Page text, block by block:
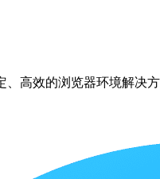
、高效的浏览器环境解决方